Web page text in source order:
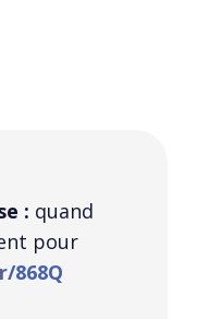
: quand
pour
868Q